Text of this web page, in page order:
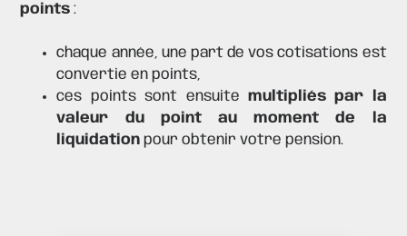
points :
chaque année, une part de vos cotisations est
convertie en points,
ces points sont ensuite multipliés par la
valeur du point au moment de la
liquidation pour obtenir votre pension.